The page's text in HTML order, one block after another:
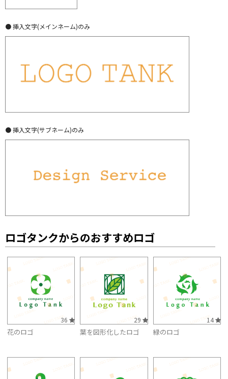
● 挿入文字(メインネーム)のみ
● 挿入文字(サブネーム)のみ
ロゴタンクからのおすすめロゴ
36
花のロゴ
29
葉を図形化したロゴ
14
緑のロゴ